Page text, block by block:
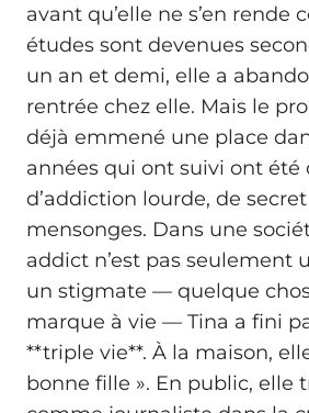
avant qu’elle ne s’en rende
études sont devenues
un an et demi, elle a
rentrée chez elle. Mais le
déjà emmené une place
années qui ont suivi ont été
d’addiction lourde, de
mensonges. Dans une
addict n’est pas seulement
un stigmate — quelque
marque à vie — Tina a fini
**triple vie**. À la maison,
bonne fille ». En public, elle